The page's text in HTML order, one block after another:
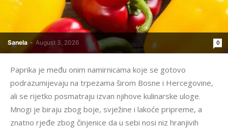
Sanela - August 3, 2026 0
Paprika je među onim namirnicama koje se gotovo
podrazumijevaju na trpezama širom Bosne i Hercegovine,
ali se rijetko posmatraju izvan njihove kulinarske uloge.
Mnogi je biraju zbog boje, svježine i lakoće pripreme, a
znatno rjeđe zbog činjenice da u sebi nosi niz hranjivih